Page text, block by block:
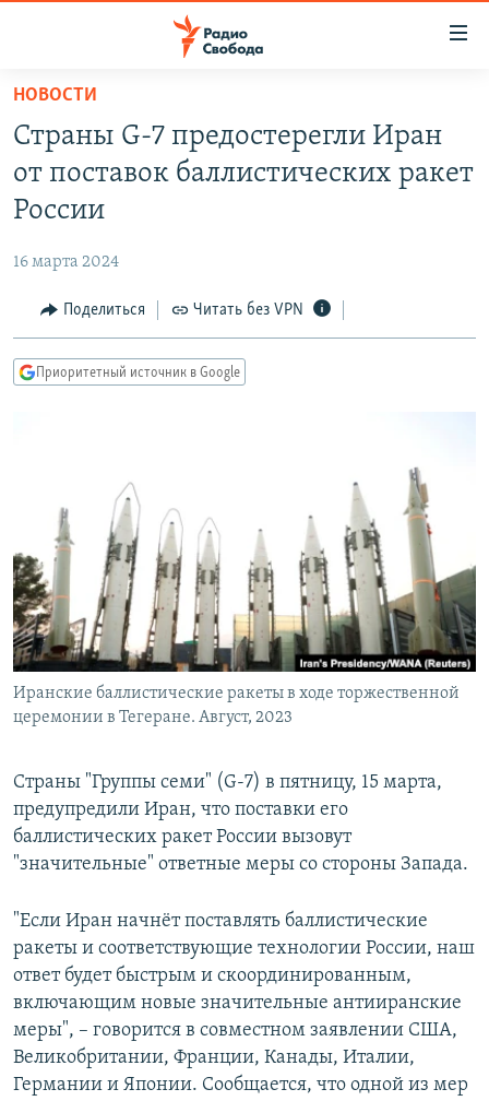
упрощенного
доступа
основному
Вернутся
Вернутся
ПОДКАСТЫ
АВТОРСКИЕ ПРОЕКТЫ
МНЕНИЯ
КУЛЬТУРА
КАВКАЗ.РЕАЛИИ
РАСПИСАНИЕ ВЕЩАНИЯ
ПОДПИШИТЕСЬ НА РАССЫЛКУ
СОЦИАЛЬНЫЕ СЕТИ
НОВОСТИ
Страны G-7 предостерегли Иран
от поставок баллистических ракет
России
16 марта 2024
Поделиться Читать без VPN
Приоритетный источник в Google
Иранские баллистические ракеты в ходе торжественной
церемонии в Тегеране. Август, 2023
Страны "Группы семи" (G-7) в пятницу, 15 марта,
предупредили Иран, что поставки его
баллистических ракет России вызовут
"значительные" ответные меры со стороны Запада.
"Если Иран начнёт поставлять баллистические
ракеты и соответствующие технологии России, наш
ответ будет быстрым и скоординированным,
включающим новые значительные антииранские
меры", – говорится в совместном заявлении США,
Великобритании, Франции, Канады, Италии,
Германии и Японии. Сообщается, что одной из мер